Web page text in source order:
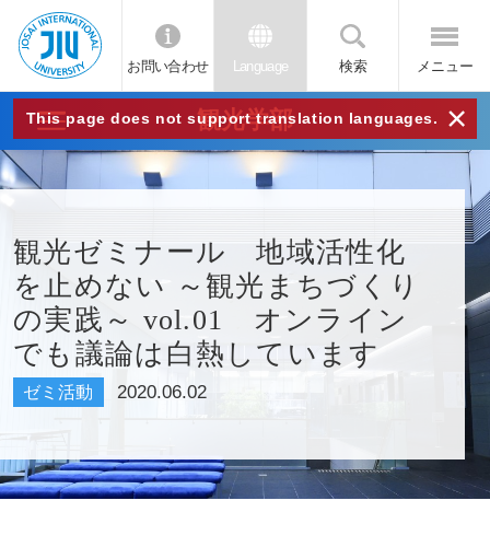
JIU
城西
国際
大学
お問い合わせ Language 検索 メニュー
This page does not support translation languages. ×
観光学部
観光ゼミナール 地域活性化
を止めない ～観光まちづくり
の実践～ vol.01 オンライン
でも議論は白熱しています
ゼミ活動 2020.06.02